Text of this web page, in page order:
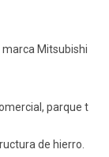
Mitsubishi
parque t
de hierro.